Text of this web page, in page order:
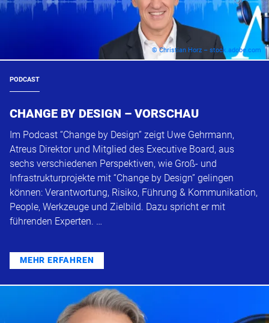
© Christian Horz – stock.adobe.com
PODCAST
CHANGE BY DESIGN – VORSCHAU
Im Podcast “Change by Design” zeigt Uwe Gehrmann,
Atreus Direktor und Mitglied des Executive Board, aus
sechs verschiedenen Perspektiven, wie Groß- und
Infrastrukturprojekte mit “Change by Design” gelingen
können: Verantwortung, Risiko, Führung & Kommunikation,
People, Werkzeuge und Zielbild. Dazu spricht er mit
führenden Experten. …
MEHR ERFAHREN